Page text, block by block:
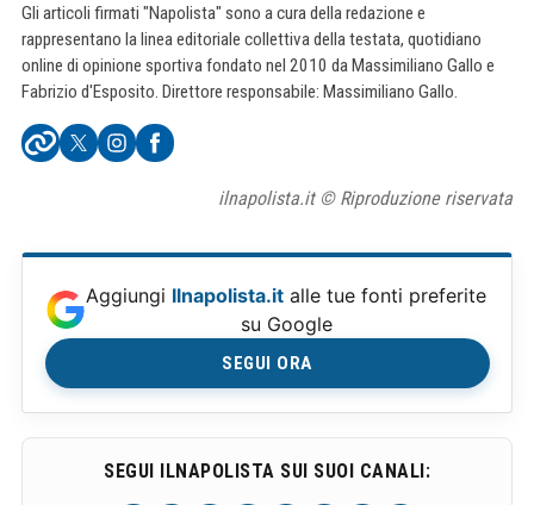
Gli articoli firmati "Napolista" sono a cura della redazione e
rappresentano la linea editoriale collettiva della testata, quotidiano
online di opinione sportiva fondato nel 2010 da Massimiliano Gallo e
Fabrizio d'Esposito. Direttore responsabile: Massimiliano Gallo.
ilnapolista.it © Riproduzione riservata
Aggiungi Ilnapolista.it alle tue fonti preferite
su Google
SEGUI ORA
SEGUI ILNAPOLISTA SUI SUOI CANALI: